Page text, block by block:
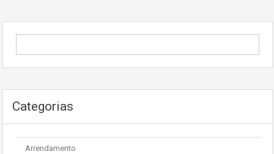
Categorias
Arrendamento